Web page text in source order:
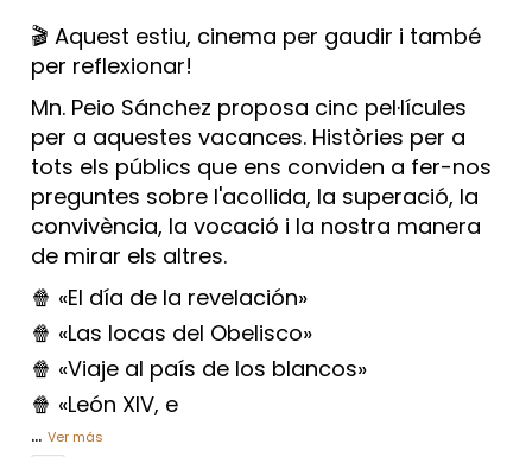
🎬 Aquest estiu, cinema per gaudir i també
per reflexionar!
Mn. Peio Sánchez proposa cinc pel·lícules
per a aquestes vacances. Històries per a
tots els públics que ens conviden a fer-nos
preguntes sobre l'acollida, la superació, la
convivència, la vocació i la nostra manera
de mirar els altres.
🍿 «El día de la revelación»
🍿 «Las locas del Obelisco»
🍿 «Viaje al país de los blancos»
🍿 «León XIV, e
... Ver más